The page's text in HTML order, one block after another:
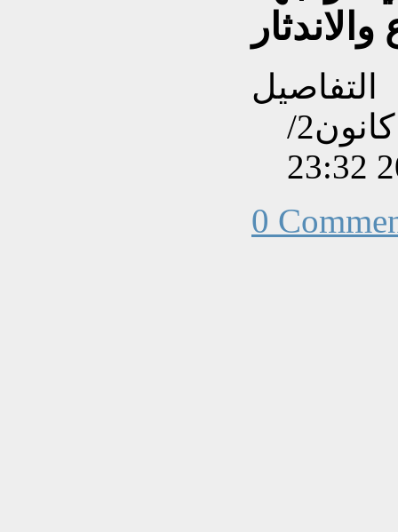
التفاصيل
تم إنشاءه بتاريخ السبت, 04 كانون2/
0